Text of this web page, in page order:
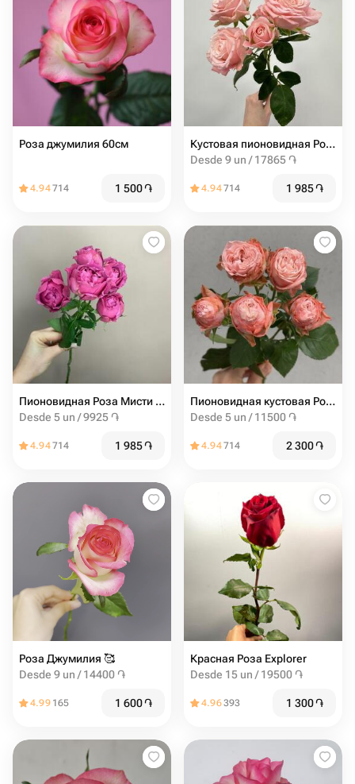
Роза джумилия 60см
4.94714 1 500֏
Кустовая пионовидная Роза мадам бомбастик от 9шт
Desde 9 un / 17865 ֏
4.94714 1 985֏
Пионовидная Роза Мисти баблс от 5шт
Desde 5 un / 9925 ֏
4.94714 1 985֏
Пионовидная кустовая Роза Madam Bombastic штучно (от 5 шт)
Desde 5 un / 11500 ֏
4.94714 2 300֏
Роза Джумилия ️🥰
Desde 9 un / 14400 ֏
4.99 165 1 600֏
Красная Роза Explorer
Desde 15 un / 19500 ֏
4.96393 1 300֏